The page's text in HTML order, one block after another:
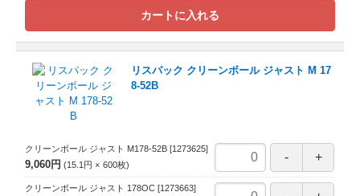
カートに入れる
リスパック クリーンボール ジャスト M 17
8-52B
クリーンボール ジャスト M178-52B [1273625]
9,060円 15.1円 600枚
クリーンボール ジャスト 178OC [1273663]